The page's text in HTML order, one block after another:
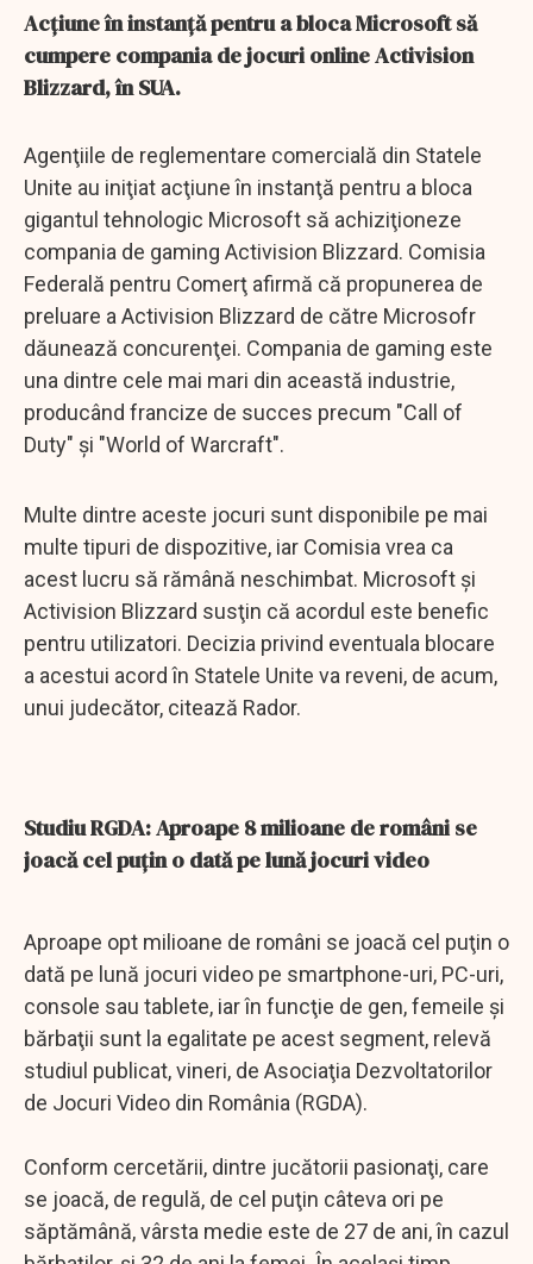
Acţiune în instanţă pentru a bloca Microsoft să
cumpere compania de jocuri online Activision
Blizzard, în SUA.
Agenţiile de reglementare comercială din Statele
Unite au iniţiat acţiune în instanţă pentru a bloca
gigantul tehnologic Microsoft să achiziţioneze
compania de gaming Activision Blizzard. Comisia
Federală pentru Comerţ afirmă că propunerea de
preluare a Activision Blizzard de către Microsofr
dăunează concurenţei. Compania de gaming este
una dintre cele mai mari din această industrie,
producând francize de succes precum "Call of
Duty" şi "World of Warcraft".
Multe dintre aceste jocuri sunt disponibile pe mai
multe tipuri de dispozitive, iar Comisia vrea ca
acest lucru să rămână neschimbat. Microsoft şi
Activision Blizzard susţin că acordul este benefic
pentru utilizatori. Decizia privind eventuala blocare
a acestui acord în Statele Unite va reveni, de acum,
unui judecător, citează Rador.
Studiu RGDA: Aproape 8 milioane de români se
joacă cel puţin o dată pe lună jocuri video
Aproape opt milioane de români se joacă cel puţin o
dată pe lună jocuri video pe smartphone-uri, PC-uri,
console sau tablete, iar în funcţie de gen, femeile şi
bărbaţii sunt la egalitate pe acest segment, relevă
studiul publicat, vineri, de Asociaţia Dezvoltatorilor
de Jocuri Video din România (RGDA).
Conform cercetării, dintre jucătorii pasionaţi, care
se joacă, de regulă, de cel puţin câteva ori pe
săptămână, vârsta medie este de 27 de ani, în cazul